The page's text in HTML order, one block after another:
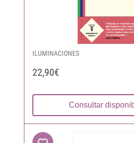
ILUMINACIONES
22,90€
Consultar